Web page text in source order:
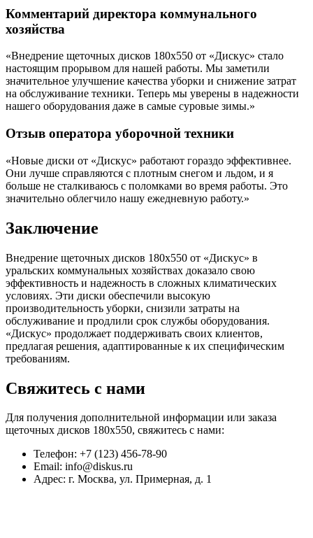
Комментарий директора коммунального
хозяйства
«Внедрение щеточных дисков 180х550 от «Дискус» стало
настоящим прорывом для нашей работы. Мы заметили
значительное улучшение качества уборки и снижение затрат
на обслуживание техники. Теперь мы уверены в надежности
нашего оборудования даже в самые суровые зимы.»
Отзыв оператора уборочной техники
«Новые диски от «Дискус» работают гораздо эффективнее.
Они лучше справляются с плотным снегом и льдом, и я
больше не сталкиваюсь с поломками во время работы. Это
значительно облегчило нашу ежедневную работу.»
Заключение
Внедрение щеточных дисков 180х550 от «Дискус» в
уральских коммунальных хозяйствах доказало свою
эффективность и надежность в сложных климатических
условиях. Эти диски обеспечили высокую
производительность уборки, снизили затраты на
обслуживание и продлили срок службы оборудования.
«Дискус» продолжает поддерживать своих клиентов,
предлагая решения, адаптированные к их специфическим
требованиям.
Свяжитесь с нами
Для получения дополнительной информации или заказа
щеточных дисков 180х550, свяжитесь с нами:
Телефон: +7 (123) 456-78-90
Email: info@diskus.ru
Адрес: г. Москва, ул. Примерная, д. 1